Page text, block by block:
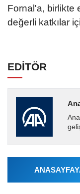
Fornal'a, birlikte
değerli katkılar
EDİTÖR